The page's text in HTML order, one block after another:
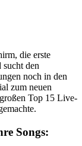
die erste
den
noch in den
zum neuen
Top 15 Live-
Songs: